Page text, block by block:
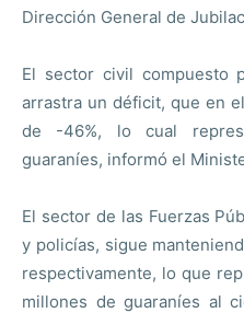
Dirección General de
El sector civil compuesto
arrastra un déficit, que en
de -46%, lo cual
guaraníes, informó el
El sector de las Fuerzas
y policías, sigue
respectivamente, lo que
millones de guaraníes al